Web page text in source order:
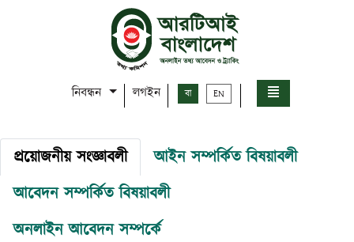
নিবন্ধন লগইন বা EN
প্রয়োজনীয় সংজ্ঞাবলী
আইন সম্পর্কিত বিষয়াবলী
আবেদন সম্পর্কিত বিষয়াবলী
অনলাইন আবেদন সম্পর্কে